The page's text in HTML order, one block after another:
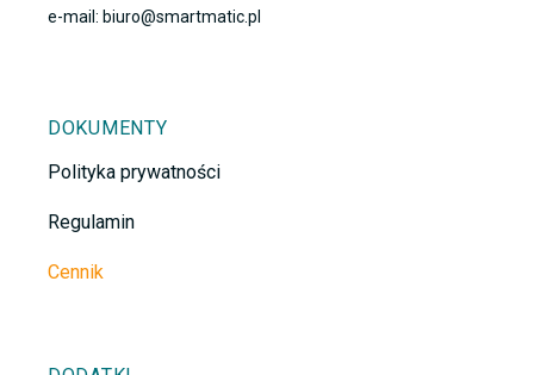
e-mail: biuro@smartmatic.pl
DOKUMENTY
Polityka prywatności
Regulamin
Cennik